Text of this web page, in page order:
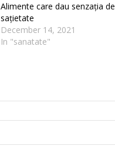
Alimente care dau senzația de
sațietate
December 14, 2021
In "sanatate"